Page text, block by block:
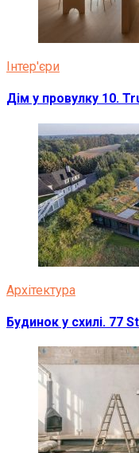
Інтер'єри
Дім у провулку 10.
Архітектура
Будинок у схилі. 77